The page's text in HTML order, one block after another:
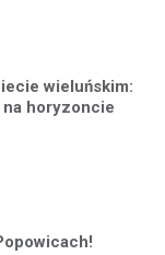
wieluńskim:
horyzoncie